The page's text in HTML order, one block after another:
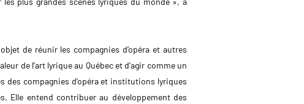
de réunir les compagnies d’opéra et autres
de l’art lyrique au Québec et d’agir comme un
des compagnies d’opéra et institutions lyriques
Elle entend contribuer au développement des